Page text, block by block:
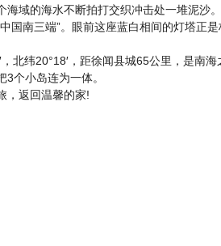
域的海水不断拍打交织冲击处一堆泥沙
国南三端”。眼前这座蓝白相间的灯塔正
北纬20°18′，距徐闻县城65公里，是南
个小岛连为一体。
，返回温馨的家!